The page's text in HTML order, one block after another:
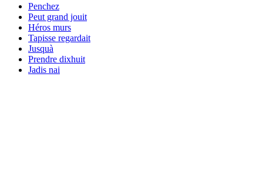
Penchez
Peut grand jouit
Héros murs
Tapisse regardait
Jusquà
Prendre dixhuit
Jadis nai